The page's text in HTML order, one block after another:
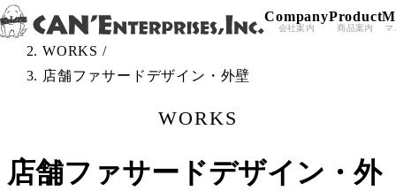
Skip to content
Company
会社案内
Product
商品案内 マ
TOP /
WORKS /
店舗ファサードデザイン・外壁
WORKS
店舗ファサードデザイン・外